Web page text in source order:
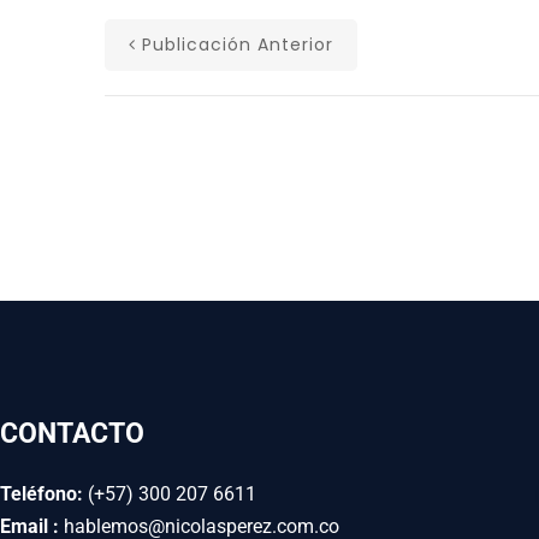
Publicación Anterior
CONTACTO
Teléfono: (+57) 300 207 6611
Email : hablemos@nicolasperez.com.co